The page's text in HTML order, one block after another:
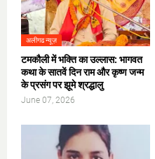
अलीगढ न्यूज़
टमकौली में भक्ति का उल्लास: भागवत
कथा के सातवें दिन राम और कृष्ण जन्म
के प्रसंग पर झूमे श्रद्धालु
June 07, 2026